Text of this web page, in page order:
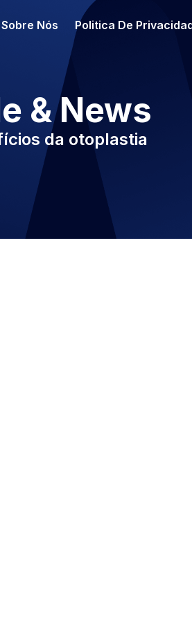
Sobre Nós Politica De
& News
da otoplastia